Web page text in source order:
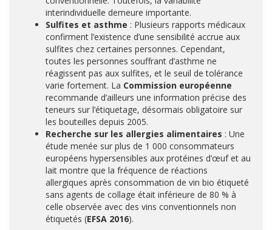
interindividuelle demeure importante.
Sulfites et asthme : Plusieurs rapports médicaux
confirment l’existence d’une sensibilité accrue aux
sulfites chez certaines personnes. Cependant,
toutes les personnes souffrant d’asthme ne
réagissent pas aux sulfites, et le seuil de tolérance
varie fortement. La Commission européenne
recommande d’ailleurs une information précise des
teneurs sur l’étiquetage, désormais obligatoire sur
les bouteilles depuis 2005.
Recherche sur les allergies alimentaires : Une
étude menée sur plus de 1 000 consommateurs
européens hypersensibles aux protéines d’œuf et au
lait montre que la fréquence de réactions
allergiques après consommation de vin bio étiqueté
sans agents de collage était inférieure de 80 % à
celle observée avec des vins conventionnels non
étiquetés (EFSA 2016).